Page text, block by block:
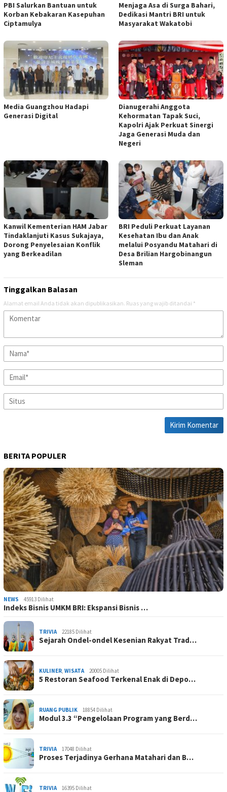
PBI Salurkan Bantuan untuk
Korban Kebakaran Kasepuhan
Ciptamulya
Menjaga Asa di Surga Bahari,
Dedikasi Mantri BRI untuk
Masyarakat Wakatobi
Media Guangzhou Hadapi
Generasi Digital
Dianugerahi Anggota
Kehormatan Tapak Suci,
Kapolri Ajak Perkuat Sinergi
Jaga Generasi Muda dan
Negeri
Kanwil Kementerian HAM Jabar
Tindaklanjuti Kasus Sukajaya,
Dorong Penyelesaian Konflik
yang Berkeadilan
BRI Peduli Perkuat Layanan
Kesehatan Ibu dan Anak
melalui Posyandu Matahari di
Desa Brilian Hargobinangun
Sleman
Tinggalkan Balasan
Alamat email Anda tidak akan dipublikasikan. Ruas yang wajib ditandai *
BERITA POPULER
NEWS 45913 Dilihat
Indeks Bisnis UMKM BRI: Ekspansi Bisnis …
TRIVIA 22185 Dilihat
Sejarah Ondel-ondel Kesenian Rakyat Trad…
KULINER, WISATA 20005 Dilihat
5 Restoran Seafood Terkenal Enak di Depo…
RUANG PUBLIK 18854 Dilihat
Modul 3.3 “Pengelolaan Program yang Berd…
TRIVIA 17048 Dilihat
Proses Terjadinya Gerhana Matahari dan B…
TRIVIA 16395 Dilihat